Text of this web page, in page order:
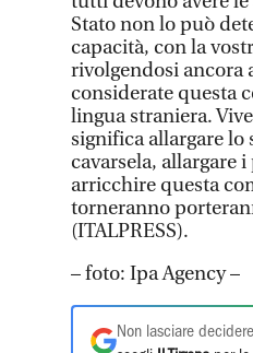
Stato non lo può
capacità, con la
rivolgendosi ancora
considerate questa
lingua straniera.
significa allargare
cavarsela, allargare
arricchire questa
torneranno
(ITALPRESS).
– foto: Ipa Agency –
Non lasciare